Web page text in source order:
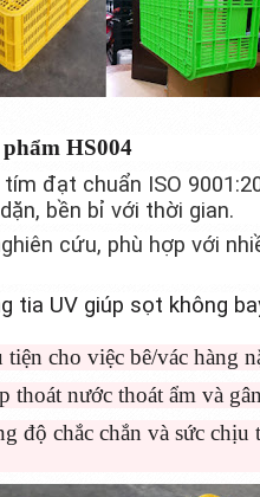
HS004
đạt chuẩn ISO
bền bỉ với thời gian.
cứu, phù hợp với
tia UV giúp sọt không
cho việc bê/vác hàng
thoát nước thoát ẩm và
độ chắc chắn và sức chịu